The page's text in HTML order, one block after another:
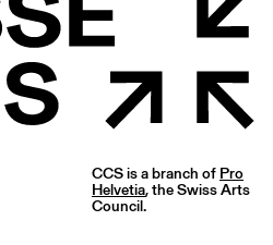
CCS is a branch of Pro
Helvetia, the Swiss Arts
Council.